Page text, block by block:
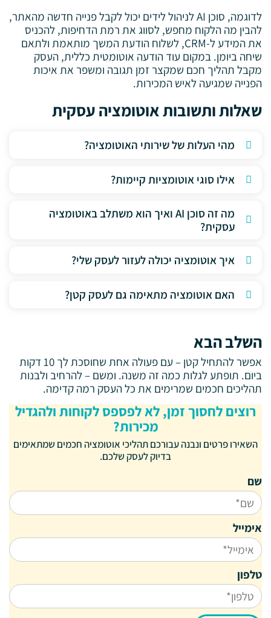
לדוגמה, סוכן AI לניהול לידים יכול לקבל פנייה חדשה מהאתר,
להבין מה הלקוח מחפש, לסווג את רמת הדחיפות, להכניס
את המידע ל-CRM, לשלוח הודעת המשך מותאמת ולתאם
שיחה ביומן. במקום עוד הודעה אוטומטית כללית, העסק
מקבל תהליך חכם שמקצר זמן תגובה ומשפר את איכות
הפנייה שמגיעה לאיש המכירות.
שאלות ותשובות אוטומציה עסקית
מהי העלות של שירותי האוטומציה?
אילו סוגי אוטומציות קיימות?
מה זה סוכן AI ואיך הוא משתלב באוטומציה
עסקית?
איך אוטומציה יכולה לעזור לעסק שלי?
האם אוטומציה מתאימה גם לעסק קטן?
השלב הבא
אפשר להתחיל קטן – עם פעולה אחת שחוסכת לך 10 דקות
ביום. תופתע לגלות כמה זה משנה. ומשם – להרחיב ולבנות
תהליכים חכמים שמרימים את כל העסק רמה קדימה.
רוצים לחסוך זמן, לא לפספס לקוחות ולהגדיל
מכירות?
השאירו פרטים ונבנה עבורכם תהליכי אוטומציה חכמים שמתאימים
בדיוק לעסק שלכם.
שם
אימייל
טלפון